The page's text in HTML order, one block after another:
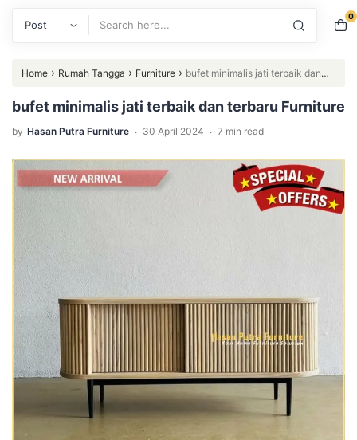
0
Home › Rumah Tangga › Furniture › bufet minimalis jati terbaik dan
terbaru Furniture
bufet minimalis jati terbaik dan terbaru Furniture
by Hasan Putra Furniture . 30 April 2024 . 7 min read